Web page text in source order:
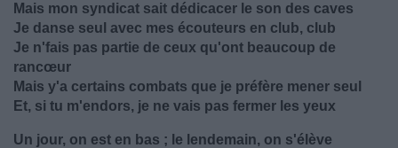
Mais mon syndicat sait dédicacer le son des caves
Je danse seul avec mes écouteurs en club, club
Je n'fais pas partie de ceux qu'ont beaucoup de
rancœur
Mais y'a certains combats que je préfère mener seul
Et, si tu m'endors, je ne vais pas fermer les yeux
Un jour, on est en bas ; le lendemain, on s'élève